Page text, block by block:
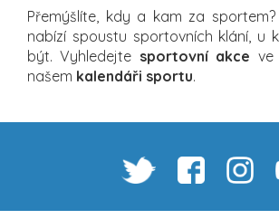
Přemýšlíte, kdy a kam za sportem?
nabízí spoustu sportovních klání, u
být. Vyhledejte sportovní akce ve
našem kalendáři sportu.